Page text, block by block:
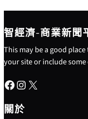
智經濟-商業新聞
This may be a good
your site or include some
Facebook Instagram X
關於